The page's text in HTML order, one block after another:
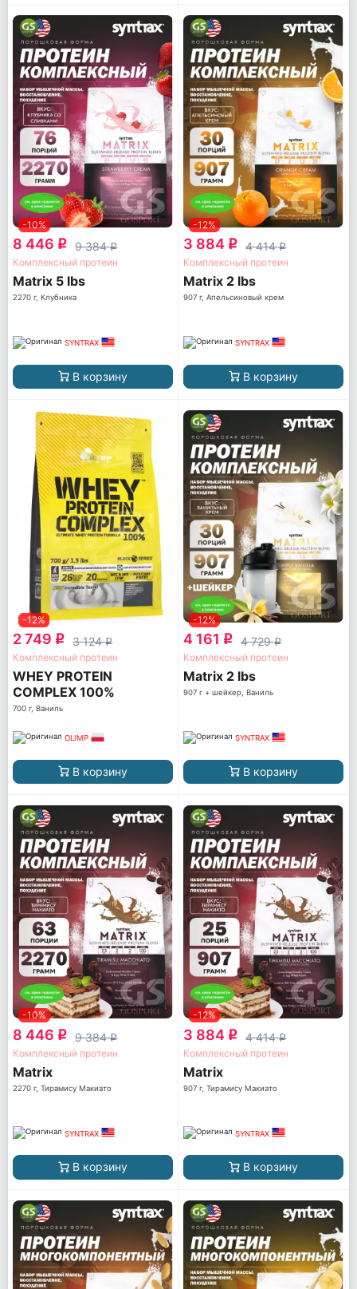
-10%
8 446 q 9 384q
Комплексный протеин
Matrix 5 lbs
2270 г, Клубника
SYNTRAX
В корзину
-12%
3 884 q 4 414q
Комплексный протеин
Matrix 2 lbs
907 г, Апельсиновый крем
SYNTRAX
В корзину
-12%
2 749 q 3 124q
Комплексный протеин
WHEY PROTEIN
COMPLEX 100%
700 г, Ваниль
OLIMP
В корзину
-12%
4 161 q 4 729q
Комплексный протеин
Matrix 2 lbs
907 г + шейкер, Ваниль
SYNTRAX
В корзину
-10%
8 446 q 9 384q
Комплексный протеин
Matrix
2270 г, Тирамису Макиато
SYNTRAX
В корзину
-12%
3 884 q 4 414q
Комплексный протеин
Matrix
907 г, Тирамису Макиато
SYNTRAX
В корзину